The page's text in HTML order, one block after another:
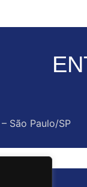
São Paulo/SP